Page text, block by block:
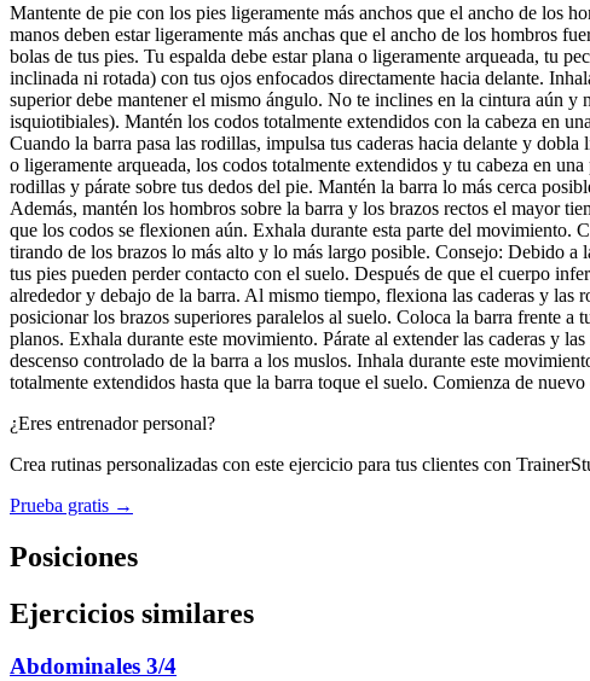
Mantente de pie con los pies ligeramente más anchos que el ancho de los
manos deben estar ligeramente más anchas que el ancho de los hombros
bolas de tus pies. Tu espalda debe estar plana o ligeramente arqueada, tu
inclinada ni rotada) con tus ojos enfocados directamente hacia delante.
superior debe mantener el mismo ángulo. No te inclines en la cintura aún y
isquiotibiales). Mantén los codos totalmente extendidos con la cabeza en
Cuando la barra pasa las rodillas, impulsa tus caderas hacia delante y
o ligeramente arqueada, los codos totalmente extendidos y tu cabeza en
rodillas y párate sobre tus dedos del pie. Mantén la barra lo más cerca
Además, mantén los hombros sobre la barra y los brazos rectos el mayor
que los codos se flexionen aún. Exhala durante esta parte del movimiento.
tirando de los brazos lo más alto y lo más largo posible. Consejo: Debido a
tus pies pueden perder contacto con el suelo. Después de que el cuerpo
alrededor y debajo de la barra. Al mismo tiempo, flexiona las caderas y las
posicionar los brazos superiores paralelos al suelo. Coloca la barra frente
planos. Exhala durante este movimiento. Párate al extender las caderas y
descenso controlado de la barra a los muslos. Inhala durante este
totalmente extendidos hasta que la barra toque el suelo. Comienza de
¿Eres entrenador personal?
Crea rutinas personalizadas con este ejercicio para tus clientes con
Prueba gratis →
Posiciones
Ejercicios similares
Abdominales 3/4